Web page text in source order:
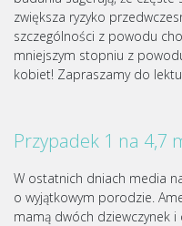
zwiększa ryzyko
szczególności z powodu
mniejszym stopniu z
kobiet! Zapraszamy do
Przypadek 1 na 4,7
W ostatnich dniach media
o wyjątkowym porodzie.
mamą dwóch dziewczynek i